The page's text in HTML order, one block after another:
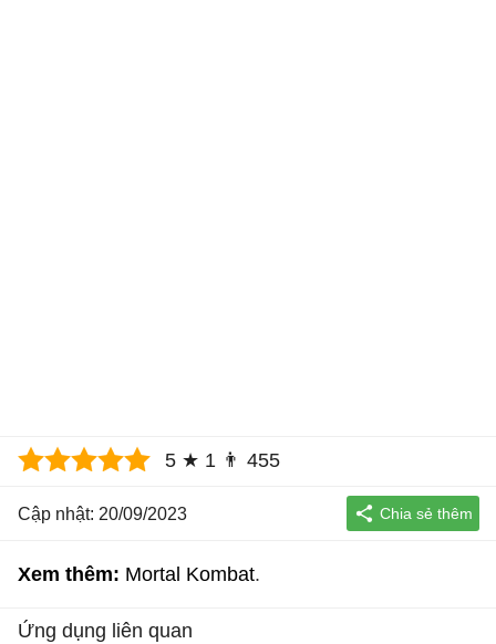
5 ★ 1 👨 455
Cập nhật: 20/09/2023
Xem thêm: Mortal Kombat
Ứng dụng liên quan